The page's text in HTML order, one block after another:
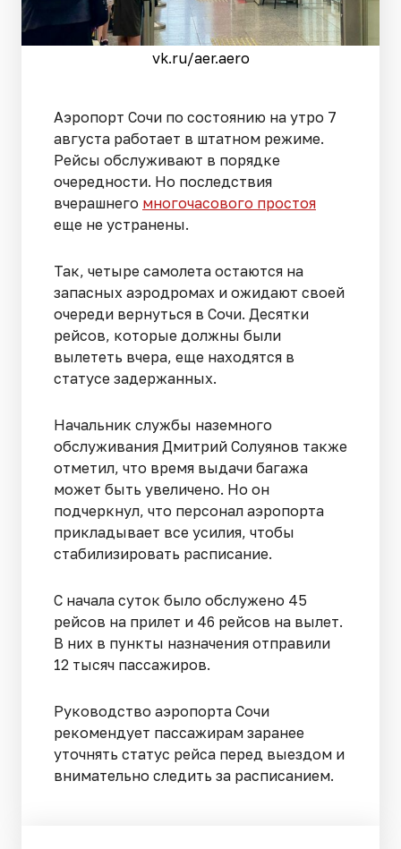
vk.ru/aer.aero
Аэропорт Сочи по состоянию на утро 7
августа работает в штатном режиме.
Рейсы обслуживают в порядке
очередности. Но последствия
вчерашнего многочасового простоя
еще не устранены.
Так, четыре самолета остаются на
запасных аэродромах и ожидают своей
очереди вернуться в Сочи. Десятки
рейсов, которые должны были
вылететь вчера, еще находятся в
статусе задержанных.
Начальник службы наземного
обслуживания Дмитрий Солуянов также
отметил, что время выдачи багажа
может быть увеличено. Но он
подчеркнул, что персонал аэропорта
прикладывает все усилия, чтобы
стабилизировать расписание.
С начала суток было обслужено 45
рейсов на прилет и 46 рейсов на вылет.
В них в пункты назначения отправили
12 тысяч пассажиров.
Руководство аэропорта Сочи
рекомендует пассажирам заранее
уточнять статус рейса перед выездом и
внимательно следить за расписанием.